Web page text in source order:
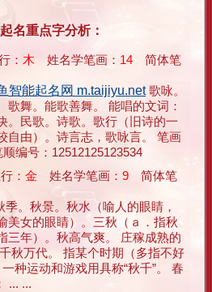
名重点字分析：
： 木 姓名学笔画： 14 简体笔
智能起名网 m.taijiyu.net歌咏。
歌舞。能歌善舞。 能唱的文词：
。民歌。诗歌。歌行（旧诗的一
自由）。诗言志，歌咏言。 笔画
编号：12512125123534
： 金 姓名学笔画： 9 简体笔
。秋景。秋水（喻人的眼睛，
美女的眼睛）。三秋（ａ．指秋
三年）。秋高气爽。 庄稼成熟的
秋万代。 指某个时期（多指不好
种运动和游戏用具称“秋千”。 春
... ...